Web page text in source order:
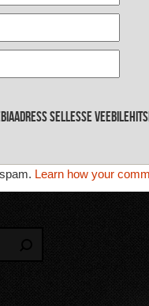
sellesse
Learn how your